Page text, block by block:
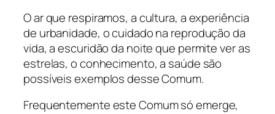
O ar que respiramos, a cultura, a experiência
de urbanidade, o cuidado na reprodução da
vida, a escuridão da noite que permite ver as
estrelas, o conhecimento, a saúde são
possíveis exemplos desse Comum.
Frequentemente este Comum só emerge,